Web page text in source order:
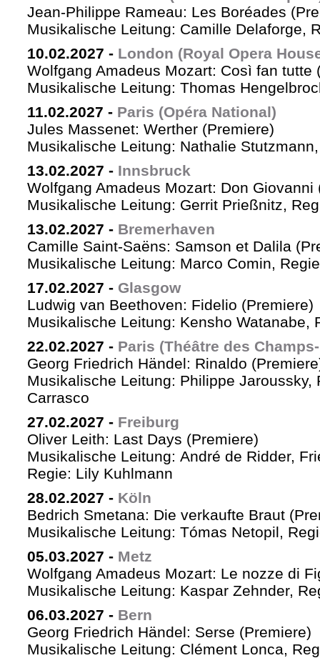
Jean-Philippe Rameau: Les Boréades
Musikalische Leitung: Camille Delaforge,
10.02.2027 - London (Royal Opera
Wolfgang Amadeus Mozart: Così fan tutte
Musikalische Leitung: Thomas
11.02.2027 - Paris (Opéra National)
Jules Massenet: Werther (Premiere)
Musikalische Leitung: Nathalie
13.02.2027 - Innsbruck
Wolfgang Amadeus Mozart: Don Giovanni
Musikalische Leitung: Gerrit Prießnitz,
13.02.2027 - Bremerhaven
Camille Saint-Saëns: Samson et Dalila
Musikalische Leitung: Marco Comin,
17.02.2027 - Glasgow
Ludwig van Beethoven: Fidelio (Premiere)
Musikalische Leitung: Kensho Watanabe,
22.02.2027 - Paris (Théâtre des
Georg Friedrich Händel: Rinaldo
Musikalische Leitung: Philippe Jaroussky,
Carrasco
27.02.2027 - Freiburg
Oliver Leith: Last Days (Premiere)
Musikalische Leitung: André de Ridder,
Regie: Lily Kuhlmann
28.02.2027 - Köln
Bedrich Smetana: Die verkaufte Braut
Musikalische Leitung: Tómas Netopil,
05.03.2027 - Metz
Wolfgang Amadeus Mozart: Le nozze di
Musikalische Leitung: Kaspar Zehnder,
06.03.2027 - Bern
Georg Friedrich Händel: Serse (Premiere)
Musikalische Leitung: Clément Lonca,